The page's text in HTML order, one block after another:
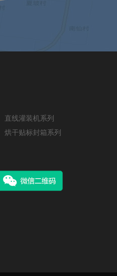
直线灌装机系列
烘干贴标封箱系列